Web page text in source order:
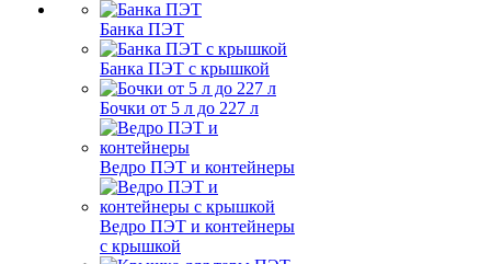
Банка ПЭТ
Банка ПЭТ с крышкой
Бочки от 5 л до 227 л
Ведро ПЭТ и контейнеры
Ведро ПЭТ и контейнеры
с крышкой